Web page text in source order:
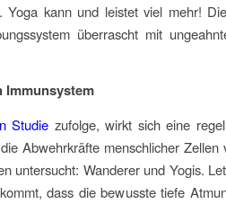
Yoga kann und leistet viel mehr!
überrascht mit
Immunsystem
Studie zufolge, wirkt sich eine
Abwehrkräfte menschlicher
untersucht: Wanderer und Yogis.
dass die bewusste tiefe